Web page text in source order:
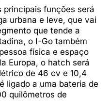
principais funções será
urbana e leve, que vai
que tende a
o I-Go também
física e espaço
Europa, o hatch será
de 46 cv e 10,4
ligado a uma bateria de
quilômetros de